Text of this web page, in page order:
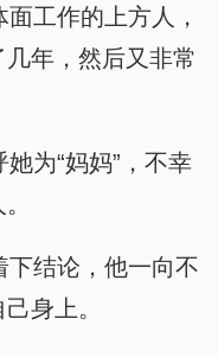
工作的上方人，
年，然后又非常
为“妈妈”，不幸
下结论，他一向不
身上。